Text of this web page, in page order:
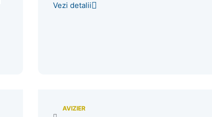
Vezi detalii
AVIZIER